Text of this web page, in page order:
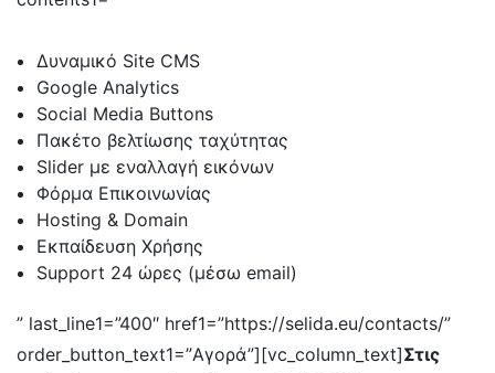
Δυναμικό Site CMS
Google Analytics
Social Media Buttons
Πακέτο βελτίωσης ταχύτητας
Slider με εναλλαγή εικόνων
Φόρμα Επικοινωνίας
Hosting & Domain
Εκπαίδευση Χρήσης
Support 24 ώρες (μέσω email)
” last_line1=”400″ href1=”https://selida.eu/contacts/”
order_button_text1=”Αγορά”][vc_column_text]Στις